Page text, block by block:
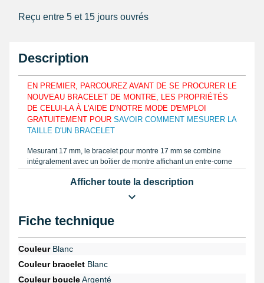
Reçu entre 5 et 15 jours ouvrés
Description
EN PREMIER, PARCOUREZ AVANT DE SE PROCURER LE
NOUVEAU BRACELET DE MONTRE, LES PROPRIÉTÉS
DE CELUI-LA À L'AIDE D'NOTRE MODE D'EMPLOI
GRATUITEMENT POUR SAVOIR COMMENT MESURER LA
TAILLE D'UN BRACELET
Mesurant 17 mm, le bracelet pour montre 17 mm se combine
intégralement avec un boîtier de montre affichant un entre-corne
17 mm est constitué avec du cuir véritable. Estimez la bonne
proportion d'un bracelet de montre que vous voulez réparer,
semblable au tutoriel. Le beau bracelet montre est conçu grâce à
du cuir véritable.
Cet article de réparation horloger est à assortir avec un boîtier de
bracelet montre abîmé demande d'être enlevé à l'aide du
d'outil montre, 12 pièces avec sacoche
Afficher toute la description
Fiche technique
CouleurBlanc
Couleur bracelet Blanc
Couleur boucleArgenté